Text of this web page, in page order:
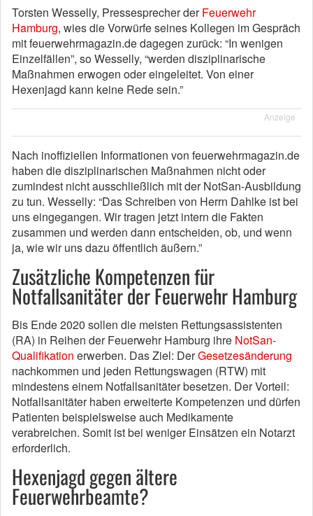
Torsten Wesselly, Pressesprecher derFeuerwehr
Hamburg, wies die Vorwürfe seines Kollegen im Gespräch
mit feuerwehrmagazin.de dagegen zurück: “In wenigen
Einzelfällen”, so Wesselly, “werden disziplinarische
Maßnahmen erwogen oder eingeleitet. Von einer
Hexenjagd kann keine Rede sein.”
Anzeige
Nach inoffiziellen Informationen von feuerwehrmagazin.de
haben die disziplinarischen Maßnahmen nicht oder
zumindest nicht ausschließlich mit der NotSan-Ausbildung
zu tun. Wesselly: “Das Schreiben von Herrn Dahlke ist bei
uns eingegangen. Wir tragen jetzt intern die Fakten
zusammen und werden dann entscheiden, ob, und wenn
ja, wie wir uns dazu öffentlich äußern.”
Zusätzliche Kompetenzen für
Notfallsanitäter der Feuerwehr Hamburg
Bis Ende 2020 sollen die meisten Rettungsassistenten
(RA) in Reihen der Feuerwehr Hamburg ihre NotSan-
Qualifikation erwerben. Das Ziel: DerGesetzesänderung
nachkommen und jeden Rettungswagen (RTW) mit
mindestens einem Notfallsanitäter besetzen. Der Vorteil:
Notfallsanitäter haben erweiterte Kompetenzen und dürfen
Patienten beispielsweise auch Medikamente
verabreichen. Somit ist bei weniger Einsätzen ein Notarzt
erforderlich.
Hexenjagd gegen ältere
Feuerwehrbeamte?